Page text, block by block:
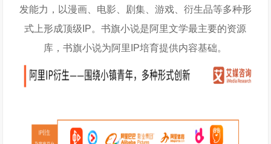
发能力，以漫画、电影、剧集、游戏、衍生品等多种形
式上形成顶级IP。书旗小说是阿里文学最主要的资源
库，书旗小说为阿里IP培育提供内容基础。